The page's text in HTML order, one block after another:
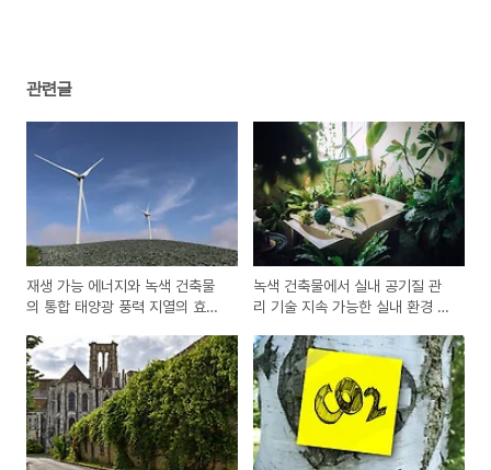
관련글
재생 가능 에너지와 녹색 건축물
의 통합 태양광 풍력 지열의 효율
녹색 건축물에서 실내 공기질 관
리 기술 지속 가능한 실내 환경 조